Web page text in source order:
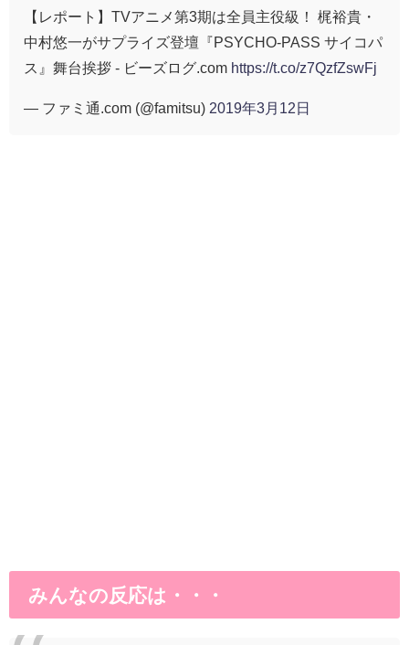
【レポート】TVアニメ第3期は全員主役級！ 梶裕貴・
中村悠一がサプライズ登壇『PSYCHO-PASS サイコパ
ス』舞台挨拶 - ビーズログ.com https://t.co/z7QzfZswFj
— ファミ通.com (@famitsu) 2019年3月12日
みんなの反応は・・・